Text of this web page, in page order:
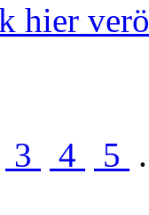
hier
3 4 5